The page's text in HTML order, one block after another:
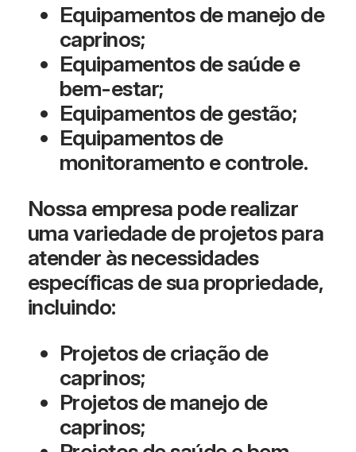
Equipamentos de manejo de
caprinos;
Equipamentos de saúde e
bem-estar;
Equipamentos de gestão;
Equipamentos de
monitoramento e controle.
Nossa empresa pode realizar
uma variedade de projetos para
atender às necessidades
específicas de sua propriedade,
incluindo:
Projetos de criação de
caprinos;
Projetos de manejo de
caprinos;